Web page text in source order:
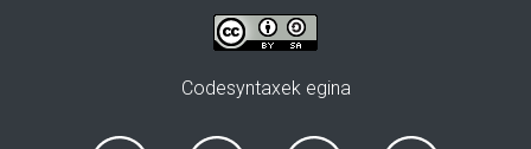
Codesyntaxek egina